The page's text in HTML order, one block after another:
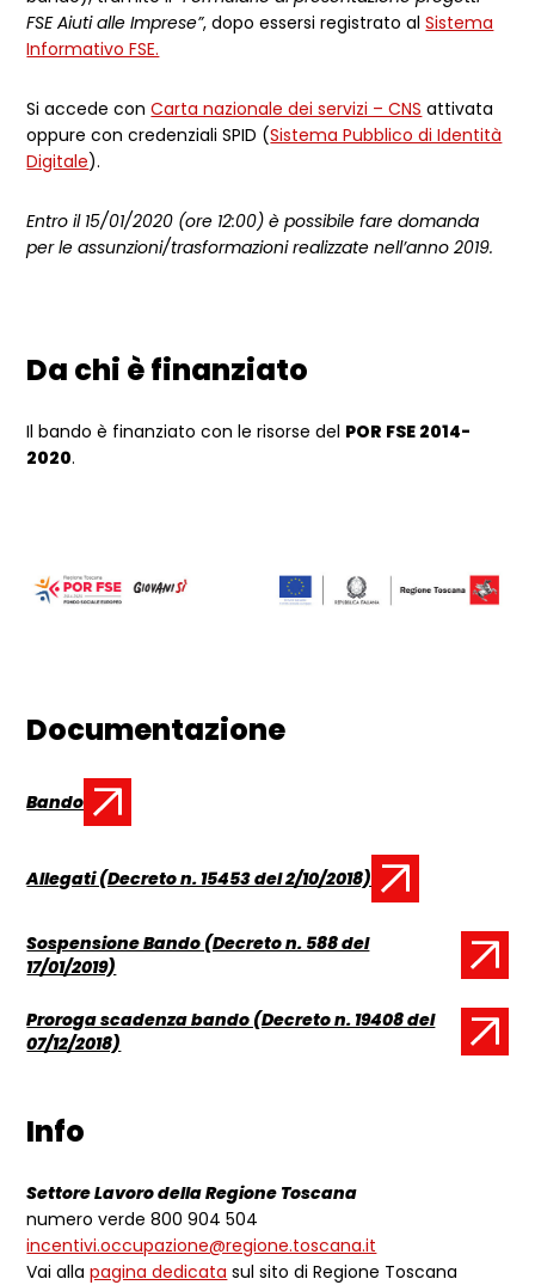
FSE Aiuti alle Imprese”, dopo essersi registrato alSistema
Informativo FSE.
Si accede conCarta nazionale dei servizi – CNS attivata
oppure con credenziali SPID (Sistema Pubblico di Identità
Digitale).
Entro il 15/01/2020 (ore 12:00) è possibile fare domanda
per le assunzioni/trasformazioni realizzate nell’anno 2019.
Da chi è finanziato
Il bando è finanziato con le risorse del POR FSE 2014-
2020.
Documentazione
Documento:
Bando
Documento:
Allegati (Decreto n. 15453 del 2/10/2018)
Documento:
Sospensione Bando (Decreto n. 588 del
17/01/2019)
Documento:
Proroga scadenza bando (Decreto n. 19408 del
07/12/2018)
Info
Settore Lavoro della Regione Toscana
numero verde 800 904 504
incentivi.occupazione@regione.toscana.it
Vai allapagina dedicata sul sito di Regione Toscana